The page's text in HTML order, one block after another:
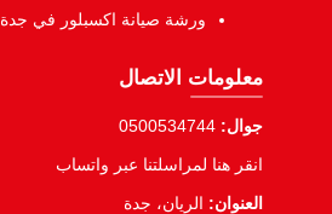
ورشة صيانة اكسبلور في جدة
معلومات الاتصال
جوال: 0500534744
انقر هنا لمراسلتنا عبر واتساب
العنوان: الريان، جدة